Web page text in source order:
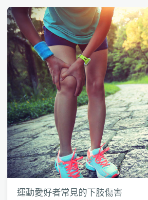
運動愛好者常見的下肢傷害